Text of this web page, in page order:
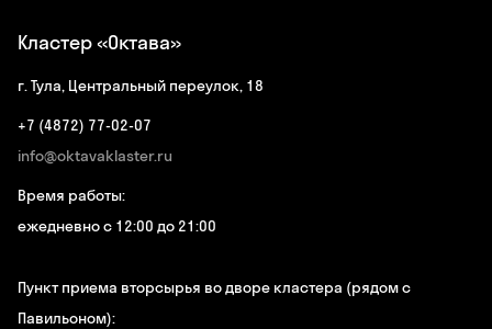
Кластер «Октава»
г. Тула, Центральный переулок, 18
+7 (4872) 77-02-07
info@oktavaklaster.ru
Время работы:
ежедневно с 12:00 до 21:00
Пункт приема вторсырья во дворе кластера (рядом с
Павильоном):